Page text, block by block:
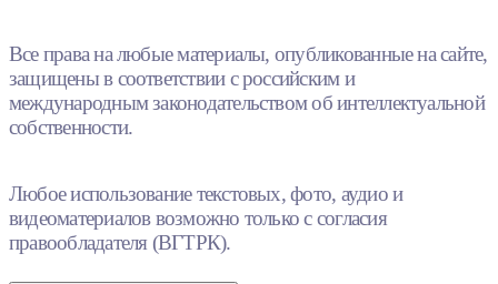
Все права на любые материалы, опубликованные на сайте,
защищены в соответствии с российским и
международным законодательством об интеллектуальной
собственности.
Любое использование текстовых, фото, аудио и
видеоматериалов возможно только с согласия
правообладателя (ВГТРК).